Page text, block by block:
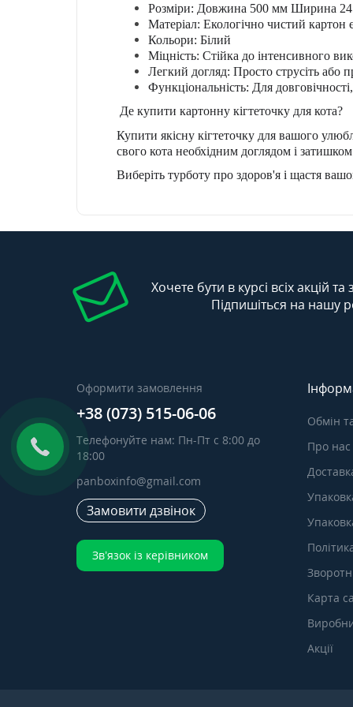
Розміри: Довжина 500 мм Ширина
Матеріал: Екологічно чистий картон
Кольори: Білий
Міцність: Стійка до інтенсивного
Легкий догляд: Просто струсіть або
Функціональність: Для
Де купити картонну кігтеточку для кота?
Купити якісну кігтеточку для вашого
свого кота необхідним доглядом і
Виберіть турботу про здоров'я і щастя
Хочете бути в курсі всіх акцій
Підпишіться на нашу
Оформити замовлення
+38 (073) 515-06-06
Телефонуйте нам: Пн-Пт с 8:00 до
18:00
panboxinfo@gmail.com
Замовити дзвінок
Зв’язок із керівником
Обмін
Про нас
Карта
Акції